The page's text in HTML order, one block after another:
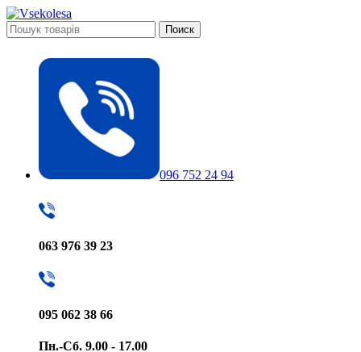
Поиск
096 752 24 94
063 976 39 23
095 062 38 66
Пн.-Сб. 9.00 - 17.00